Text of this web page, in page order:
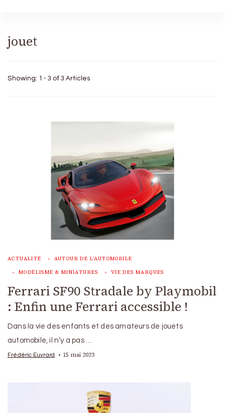
jouet
Showing: 1 - 3 of 3 Articles
ACTUALITÉ AUTOUR DE L'AUTOMOBILE
MODÉLISME & MINIATURES VIE DES MARQUES
Ferrari SF90 Stradale by Playmobil
: Enfin une Ferrari accessible !
Dans la vie des enfants et des amateurs de jouets
automobile, il n’y a pas …
Frédéric Euvrard 15 mai 2023